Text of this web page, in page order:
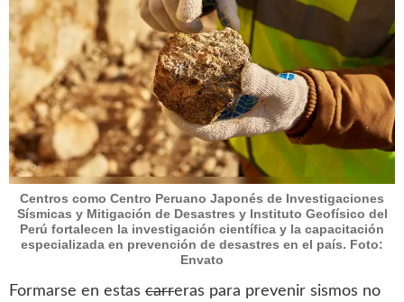
Centros como Centro Peruano Japonés de Investigaciones
Sísmicas y Mitigación de Desastres y Instituto Geofísico del
Perú fortalecen la investigación científica y la capacitación
especializada en prevención de desastres en el país. Foto:
Envato
Formarse en estas carreras para prevenir sismos no